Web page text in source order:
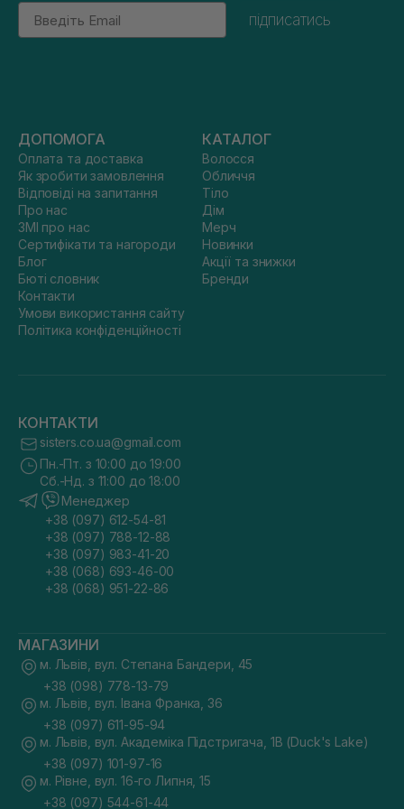
Email
підписатись
ДОПОМОГА
Оплата та доставка
Як зробити замовлення
Відповіді на запитання
Про нас
ЗМІ про нас
Сертифікати та нагороди
Блог
Бюті словник
Контакти
Умови використання сайту
Політика конфіденційності
КАТАЛОГ
Волосся
Обличчя
Тіло
Дім
Мерч
Новинки
Акції та знижки
Бренди
КОНТАКТИ
sisters.co.ua@gmail.com
Пн.-Пт. з 10:00 до 19:00
Сб.-Нд. з 11:00 до 18:00
Менеджер
+38 (097) 612-54-81
+38 (097) 788-12-88
+38 (097) 983-41-20
+38 (068) 693-46-00
+38 (068) 951-22-86
МАГАЗИНИ
м. Львів, вул. Степана Бандери, 45
+38 (098) 778-13-79
м. Львів, вул. Івана Франка, 36
+38 (097) 611-95-94
м. Львів, вул. Академіка Підстригача, 1В (Duck's Lake)
+38 (097) 101-97-16
м. Рівне, вул. 16-го Липня, 15
+38 (097) 544-61-44